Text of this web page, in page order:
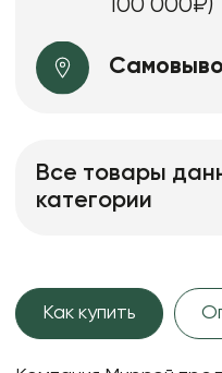
100 000₽)
Все товары
категории
Как купить